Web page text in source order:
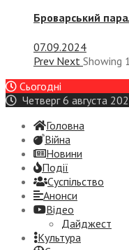
Броварський
07.09.2024
Prev Next Showing 1
Сьогодні
Четверг 6 августа
Головна
Війна
Новини
Події
Суспiльство
Анонси
Відео
Дайджест
Культура